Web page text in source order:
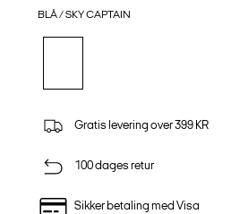
BLÅ / SKY CAPTAIN
Gratis levering over 399 KR
100 dages retur
Sikker betaling med Visa